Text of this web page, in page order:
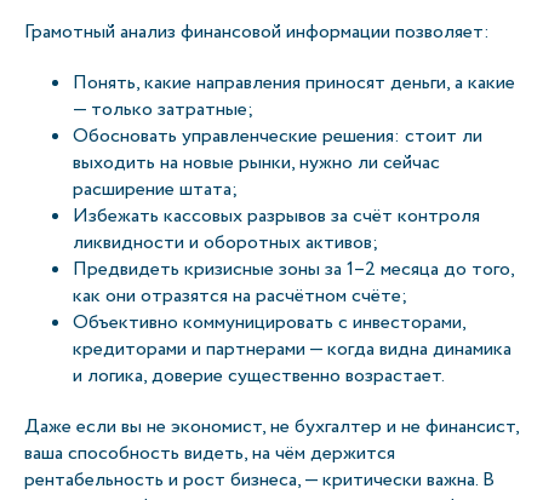
Грамотный анализ финансовой информации позволяет:
Понять, какие направления приносят деньги, а какие
— только затратные;
Обосновать управленческие решения: стоит ли
выходить на новые рынки, нужно ли сейчас
расширение штата;
Избежать кассовых разрывов за счёт контроля
ликвидности и оборотных активов;
Предвидеть кризисные зоны за 1–2 месяца до того,
как они отразятся на расчётном счёте;
Объективно коммуницировать с инвесторами,
кредиторами и партнерами — когда видна динамика
и логика, доверие существенно возрастает.
Даже если вы не экономист, не бухгалтер и не финансист,
ваша способность видеть, на чём держится
рентабельность и рост бизнеса, — критически важна. В